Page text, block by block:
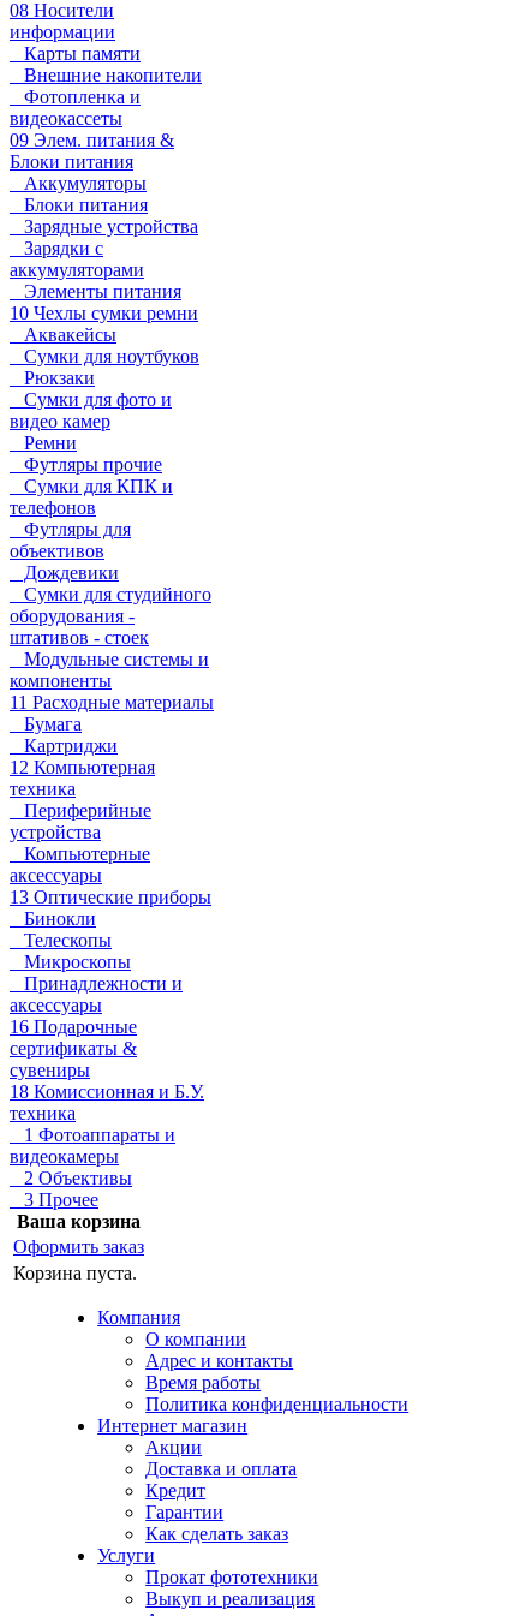
08 Носители
информации
Карты памяти
Внешние накопители
Фотопленка и
видеокассеты
09 Элем. питания &
Блоки питания
Аккумуляторы
Блоки питания
Зарядные устройства
Зарядки с
аккумуляторами
Элементы питания
10 Чехлы сумки ремни
Аквакейсы
Сумки для ноутбуков
Рюкзаки
Сумки для фото и
видео камер
Ремни
Футляры прочие
Сумки для КПК и
телефонов
Футляры для
объективов
Дождевики
Сумки для студийного
оборудования -
штативов - стоек
Модульные системы и
компоненты
11 Расходные материалы
Бумага
Картриджи
12 Компьютерная
техника
Периферийные
устройства
Компьютерные
аксессуары
13 Оптические приборы
Бинокли
Телескопы
Микроскопы
Принадлежности и
аксессуары
16 Подарочные
сертификаты &
сувениры
18 Комиссионная и Б.У.
техника
1 Фотоаппараты и
видеокамеры
2 Объективы
3 Прочее
Ваша корзина
Оформить заказ
Корзина пуста.
Компания
О компании
Адрес и контакты
Время работы
Политика конфиденциальности
Интернет магазин
Акции
Доставка и оплата
Кредит
Гарантии
Как сделать заказ
Услуги
Прокат фототехники
Выкуп и реализация